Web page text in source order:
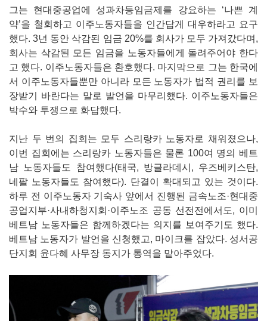
그는 현대중공업에 성과차등임금제를 강요하는 ‘나쁜 계
약’을 철회하고 이주노동자들을 인간답게 대우하라고 요구
했다. 3년 동안 삭감된 임금 20%를 회사가 모두 가져갔다며,
회사는 삭감된 모든 임금을 노동자들에게 돌려주어야 한다
고 했다. 이주노동자들은 환호했다. 마지막으로 그는 한국에
서 이주노동자들뿐만 아니라 모든 노동자가 법적 권리를 보
장받기 바란다는 말로 발언을 마무리했다. 이주노동자들은
박수와 투쟁으로 화답했다.
지난 두 번의 집회는 모두 스리랑카 노동자로 채워졌으나,
이번 집회에는 스리랑카 노동자들은 물론 100여 명의 베트
남 노동자들도 참여했다(태국, 방글라데시, 우즈베키스탄,
네팔 노동자들도 참여했다). 단결이 확대되고 있는 것이다.
하루 전 이주노동자 기숙사 앞에서 진행된 금속노조·현대중
공업지부·사내하청지회·이주노조 공동 선전전에서도, 이미
베트남 노동자들은 함께하겠다는 의지를 보여주기도 했다.
베트남 노동자가 발언을 신청했고, 마이크를 잡았다. 성서공
단지회 윤다혜 사무장 동지가 통역을 맡아주었다.